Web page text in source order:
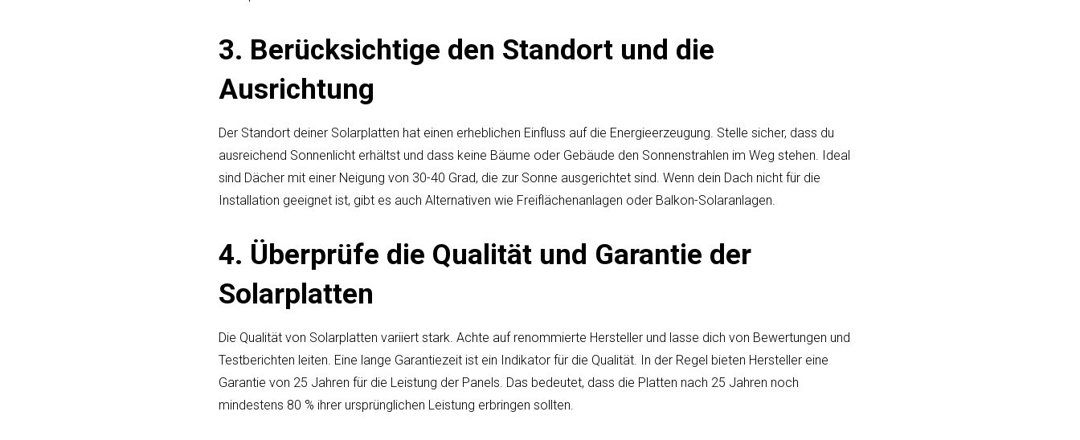
3. Berücksichtige den Standort und die
Ausrichtung
Der Standort deiner Solarplatten hat einen erheblichen Einfluss auf die Energieerzeugung. Stelle sicher, dass du
ausreichend Sonnenlicht erhältst und dass keine Bäume oder Gebäude den Sonnenstrahlen im Weg stehen. Ideal
sind Dächer mit einer Neigung von 30-40 Grad, die zur Sonne ausgerichtet sind. Wenn dein Dach nicht für die
Installation geeignet ist, gibt es auch Alternativen wie Freiflächenanlagen oder Balkon-Solaranlagen.
4. Überprüfe die Qualität und Garantie der
Solarplatten
Die Qualität von Solarplatten variiert stark. Achte auf renommierte Hersteller und lasse dich von Bewertungen und
Testberichten leiten. Eine lange Garantiezeit ist ein Indikator für die Qualität. In der Regel bieten Hersteller eine
Garantie von 25 Jahren für die Leistung der Panels. Das bedeutet, dass die Platten nach 25 Jahren noch
mindestens 80 % ihrer ursprünglichen Leistung erbringen sollten.